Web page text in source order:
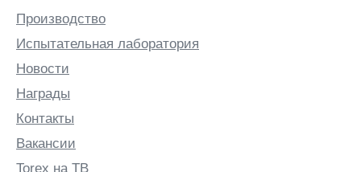
Производство
Испытательная лаборатория
Новости
Награды
Контакты
Вакансии
Torex на ТВ